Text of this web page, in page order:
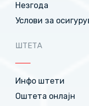
Незгода
Услови за
ШТЕТА
Инфо штети
Оштета онлајн